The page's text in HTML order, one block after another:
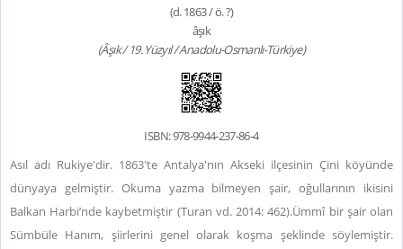
(d. 1863 / ö. ?)
âşık
(Âşık / 19. Yüzyıl / Anadolu-Osmanlı-Türkiye)
ISBN: 978-9944-237-86-4
Asıl adı Rukiye'dir. 1863'te Antalya'nın Akseki ilçesinin Çini köyünde
dünyaya gelmiştir. Okuma yazma bilmeyen şair, oğullarının ikisini
Balkan Harbi’nde kaybetmiştir (Turan vd. 2014: 462).Ümmî bir şair olan
Sümbüle Hanım, şiirlerini genel olarak koşma şeklinde söylemiştir.